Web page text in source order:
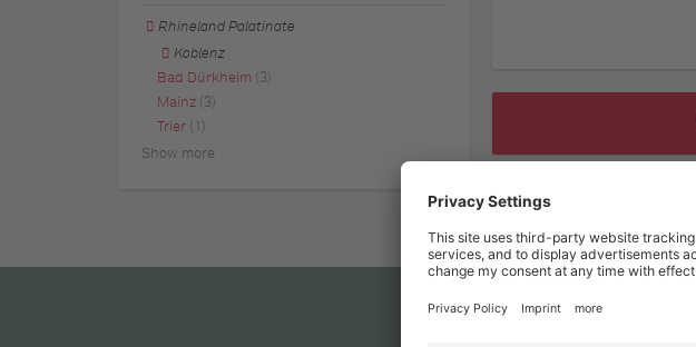
Rhineland Palatinate
Koblenz
Bad Dürkheim (3)
Mainz (3)
Trier
(1)
Show more